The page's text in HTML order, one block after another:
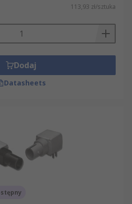
113,93 zł/sztuka
Dodaj
Datasheets